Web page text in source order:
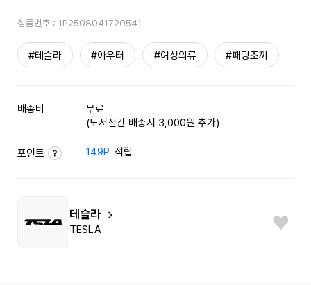
상품번호 : 1P2508041720541
#테슬라 #아우터 #여성의류 #패딩조끼
배송비
무료
(도서산간 배송시 3,000원 추가)
포인트 149P 적립
테슬라
TESLA